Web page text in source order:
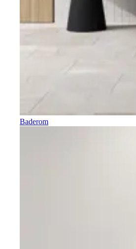
Baderom